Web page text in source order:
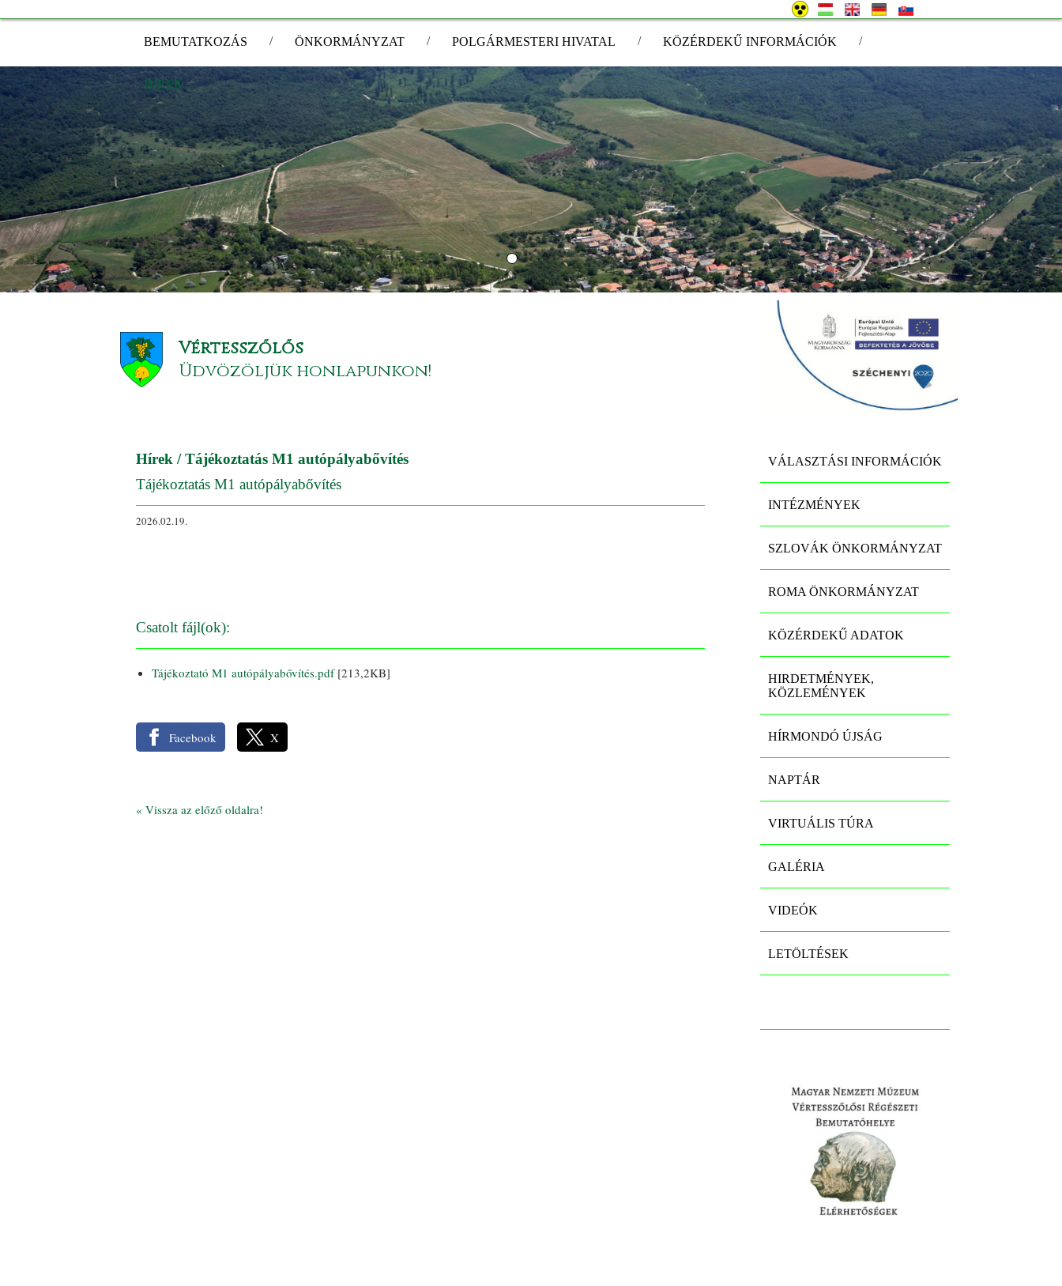
BEMUTATKOZÁS / ÖNKORMÁNYZAT / POLGÁRMESTERI HIVATAL / KÖZÉRDEKŰ INFORMÁCIÓK /
HÍREK
Vértesszőlős
Üdvözöljük honlapunkon!
Hírek / Tájékoztatás M1 autópályabővítés
Tájékoztatás M1 autópályabővítés
2026.02.19.
Csatolt fájl(ok):
Tájékoztató M1 autópályabővítés.pdf[213,2KB]
Facebook X
« Vissza az előző oldalra!
VÁLASZTÁSI INFORMÁCIÓK
INTÉZMÉNYEK
SZLOVÁK ÖNKORMÁNYZAT
ROMA ÖNKORMÁNYZAT
KÖZÉRDEKŰ ADATOK
HIRDETMÉNYEK,
KÖZLEMÉNYEK
HÍRMONDÓ ÚJSÁG
NAPTÁR
VIRTUÁLIS TÚRA
GALÉRIA
VIDEÓK
LETÖLTÉSEK